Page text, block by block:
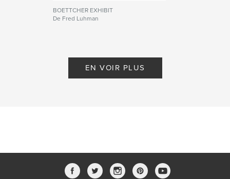
BOETTCHER EXHIBIT
De Fred Luhman
EN VOIR PLUS